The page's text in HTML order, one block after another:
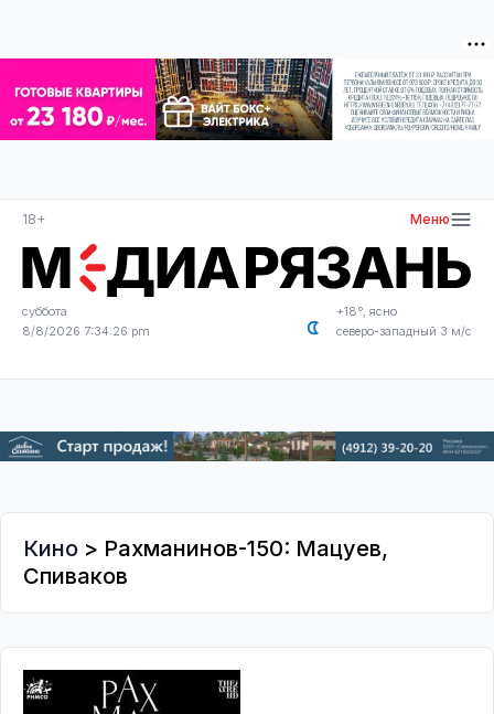
18+ Меню
суббота
8/8/2026 7:34:27 pm
+18°, ясно
северо-западный 3 м/с
Кино > Рахманинов-150: Мацуев,
Спиваков